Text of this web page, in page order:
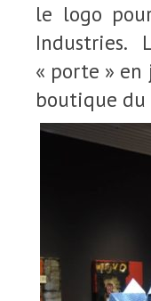
le logo
« porte »
boutique du